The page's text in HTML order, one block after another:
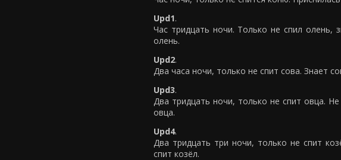
Upd1.
Час тридцать ночи. Только не спил олень,
олень.
Upd2.
Два часа ночи, только не спит сова. Знает
Upd3.
Два тридцать ночи, только не спит овца.
овца.
Upd4.
Два тридцать три ночи, только не спит
спит козёл.